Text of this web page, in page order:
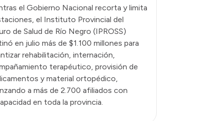
el Gobierno Nacional recorta y limita
el Instituto Provincial del
de Salud de Río Negro (IPROSS)
en julio más de $1.100 millones para
rehabilitación, internación,
terapéutico, provisión de
y material ortopédico,
a más de 2.700 afiliados con
en toda la provincia.